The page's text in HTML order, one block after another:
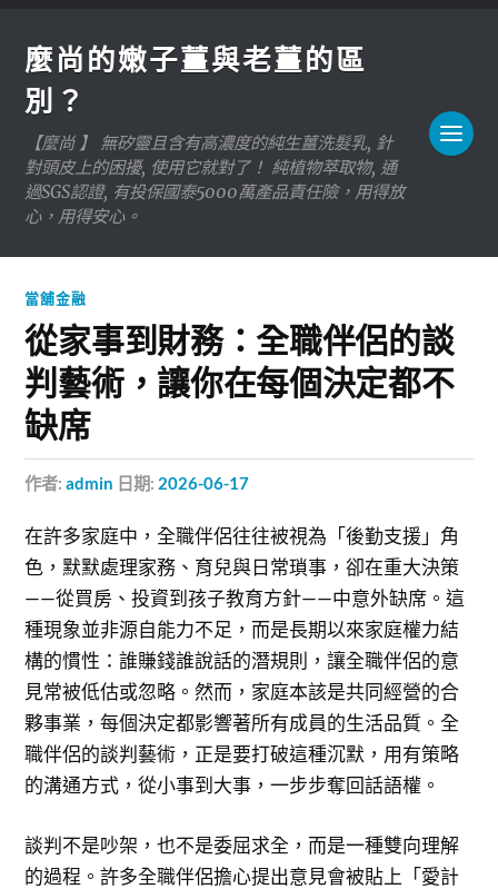
麼尚的嫩子薑與老薑的區
別？
【麼尚 】 無矽靈且含有高濃度的純生薑洗髮乳, 針
對頭皮上的困擾, 使用它就對了！ 純植物萃取物, 通
過SGS認證, 有投保國泰5000萬產品責任險，用得放
心，用得安心。
當舖金融
從家事到財務：全職伴侶的談
判藝術，讓你在每個決定都不
缺席
作者:admin 日期: 2026-06-17
在許多家庭中，全職伴侶往往被視為「後勤支援」角
色，默默處理家務、育兒與日常瑣事，卻在重大決策
——從買房、投資到孩子教育方針——中意外缺席。這
種現象並非源自能力不足，而是長期以來家庭權力結
構的慣性：誰賺錢誰說話的潛規則，讓全職伴侶的意
見常被低估或忽略。然而，家庭本該是共同經營的合
夥事業，每個決定都影響著所有成員的生活品質。全
職伴侶的談判藝術，正是要打破這種沉默，用有策略
的溝通方式，從小事到大事，一步步奪回話語權。
談判不是吵架，也不是委屈求全，而是一種雙向理解
的過程。許多全職伴侶擔心提出意見會被貼上「愛計